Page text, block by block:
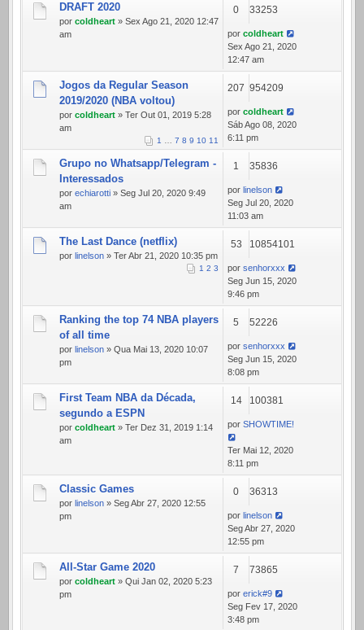
DRAFT 2020
por coldheart » Sex Ago 21, 2020 12:47
am
0 33253
por coldheart
Sex Ago 21, 2020
12:47 am
Jogos da Regular Season
2019/2020 (NBA voltou)
por coldheart » Ter Out 01, 2019 5:28
am
1 … 7 8 9 10 11
207 954209
por coldheart
Sáb Ago 08, 2020
6:11 pm
Grupo no Whatsapp/Telegram -
Interessados
por echiarotti » Seg Jul 20, 2020 9:49
am
1 35836
por linelson
Seg Jul 20, 2020
11:03 am
The Last Dance (netflix)
por linelson » Ter Abr 21, 2020 10:35 pm
1 2 3
53 10854101
por senhorxxx
Seg Jun 15, 2020
9:46 pm
Ranking the top 74 NBA players
of all time
por linelson » Qua Mai 13, 2020 10:07
pm
5 52226
por senhorxxx
Seg Jun 15, 2020
8:08 pm
First Team NBA da Década,
segundo a ESPN
por coldheart » Ter Dez 31, 2019 1:14
am
14 100381
por SHOWTIME!
Ter Mai 12, 2020
8:11 pm
Classic Games
por linelson » Seg Abr 27, 2020 12:55
pm
0 36313
por linelson
Seg Abr 27, 2020
12:55 pm
All-Star Game 2020
por coldheart » Qui Jan 02, 2020 5:23
pm
7 73865
por erick#9
Seg Fev 17, 2020
3:48 pm